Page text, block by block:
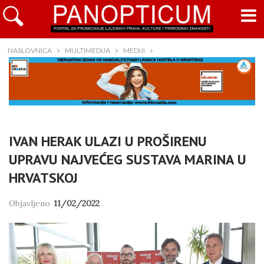
NASLOVNICA MULTIMEDIJA MEDIJI
IVAN HERAK ULAZI U PROŠIRENU
UPRAVU NAJVEĆEG SUSTAVA MARINA U
HRVATSKOJ
Objavljeno 11/02/2022